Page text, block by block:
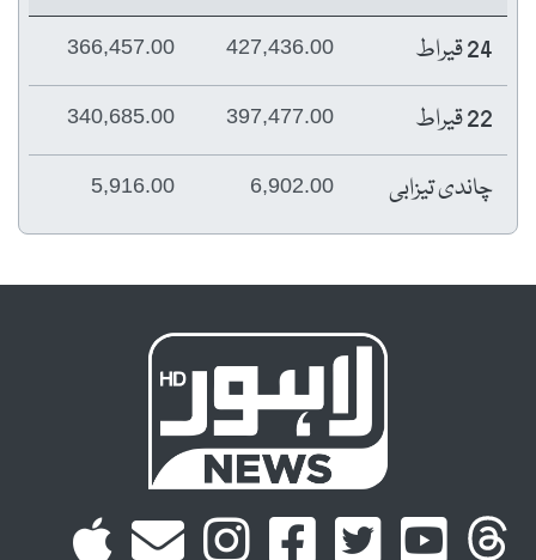
24 قیراط
427,436.00
366,457.00
22 قیراط 397,477.00
340,685.00
چاندی تیزابی 6,902.00
5,916.00